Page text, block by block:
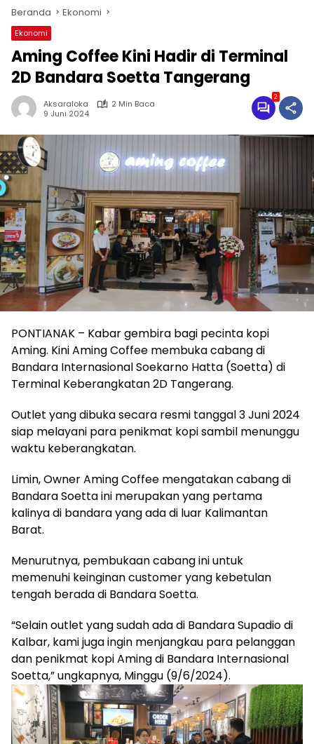
Beranda Ekonomi
Ekonomi
Aming Coffee Kini Hadir di Terminal
2D Bandara Soetta Tangerang
Aksaraloka
2 Min Baca
9 Juni 2024
2
PONTIANAK – Kabar gembira bagi pecinta kopi
Aming. Kini Aming Coffee membuka cabang di
Bandara Internasional Soekarno Hatta (Soetta) di
Terminal Keberangkatan 2D Tangerang.
Outlet yang dibuka secara resmi tanggal 3 Juni 2024
siap melayani para penikmat kopi sambil menunggu
waktu keberangkatan.
Limin, Owner Aming Coffee mengatakan cabang di
Bandara Soetta ini merupakan yang pertama
kalinya di bandara yang ada di luar Kalimantan
Barat.
Menurutnya, pembukaan cabang ini untuk
memenuhi keinginan customer yang kebetulan
tengah berada di Bandara Soetta.
“Selain outlet yang sudah ada di Bandara Supadio di
Kalbar, kami juga ingin menjangkau para pelanggan
dan penikmat kopi Aming di Bandara Internasional
Soetta,” ungkapnya, Minggu (9/6/2024).